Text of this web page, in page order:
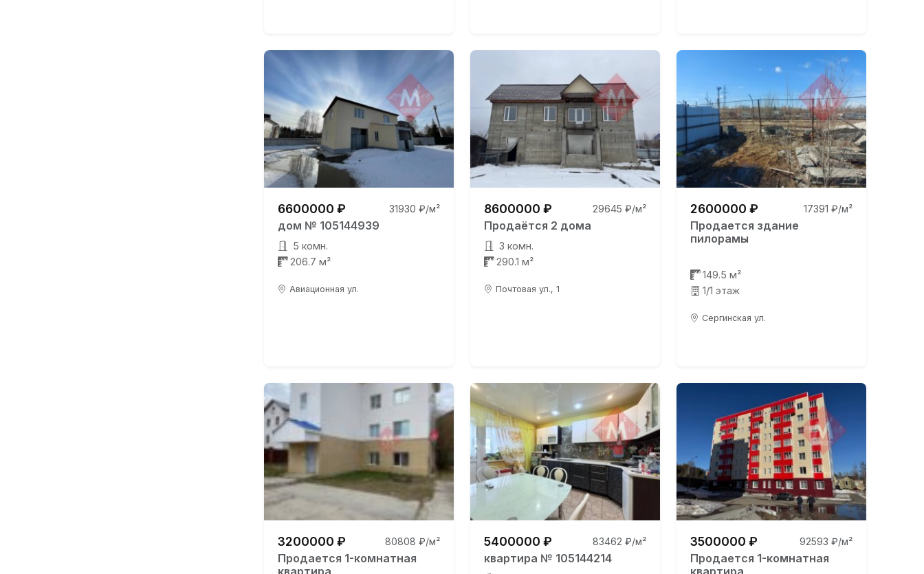
6600000 ₽ 31930 ₽/м²
дом № 105144939
5 комн.
206.7 м²
Авиационная ул.
8600000 ₽ 29645 ₽/м²
Продаётся 2 дома
3 комн.
290.1 м²
Почтовая ул., 1
2600000 ₽ 17391 ₽/м²
Продается здание
пилорамы
149.5 м²
1/1 этаж
Сергинская ул.
3200000 ₽ 80808 ₽/м²
Продается 1-комнатная
квартира
5400000 ₽ 83462 ₽/м²
квартира № 105144214
3500000 ₽ 92593 ₽/м²
Продается 1-комнатная
квартира